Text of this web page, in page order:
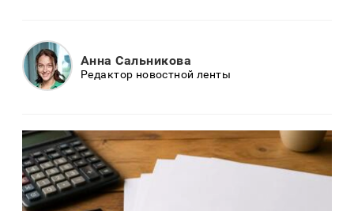
Анна Сальникова
Редактор новостной ленты